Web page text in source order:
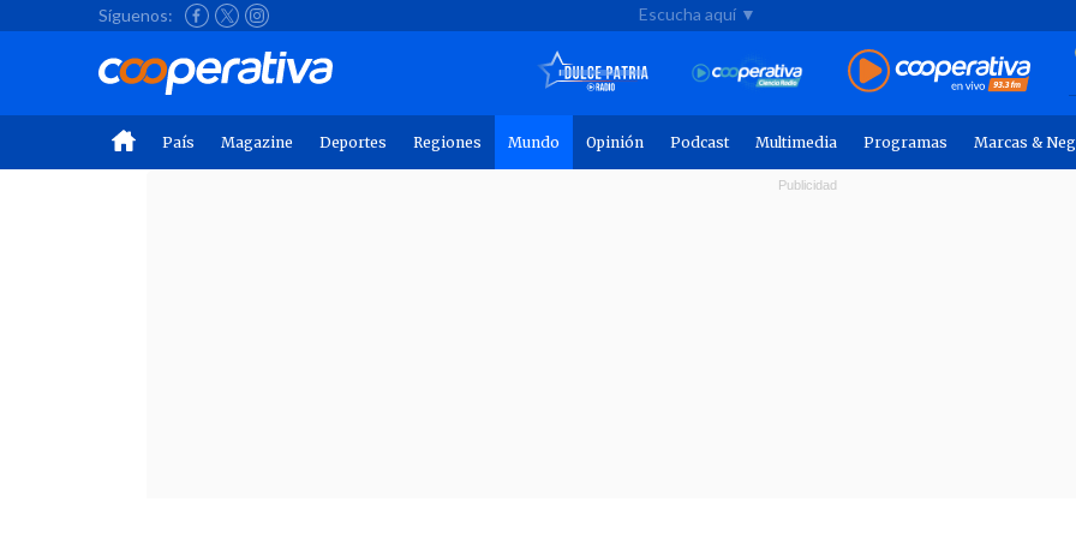
Síguenos: Escucha aquí ▼
País Magazine Deportes Regiones Mundo Opinión Podcast Multimedia Programas Marcas &